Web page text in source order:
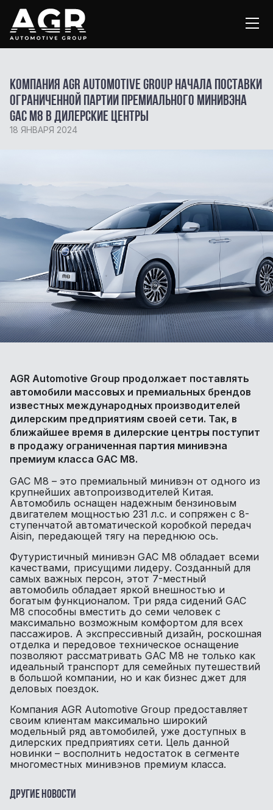
Компания AGR Automotive Group начала поставки
ограниченной партии премиального минивэна
GAC M8 в дилерские центры
18 ЯНВАРЯ 2024
AGR Automotive Group продолжает поставлять
автомобили массовых и премиальных брендов
известных международных производителей
дилерским предприятиям своей сети. Так, в
ближайшее время в дилерские центры поступит
в продажу ограниченная партия минивэна
премиум класса GAC M8.
GAC M8 – это премиальный минивэн от одного из
крупнейших автопроизводителей Китая.
Автомобиль оснащен надежным бензиновым
двигателем мощностью 231 л.с. и сопряжен с 8-
ступенчатой автоматической коробкой передач
Aisin, передающей тягу на переднюю ось.
Футуристичный минивэн GAC M8 обладает всеми
качествами, присущими лидеру. Созданный для
самых важных персон, этот 7-местный
автомобиль обладает яркой внешностью и
богатым функционалом. Три ряда сидений GAC
M8 способны вместить до семи человек с
максимально возможным комфортом для всех
пассажиров. А экспрессивный дизайн, роскошная
отделка и передовое техническое оснащение
позволяют рассматривать GAC M8 не только как
идеальный транспорт для семейных путешествий
в большой компании, но и как бизнес джет для
деловых поездок.
Компания AGR Automotive Group предоставляет
своим клиентам максимально широкий
модельный ряд автомобилей, уже доступных в
дилерских предприятиях сети. Цель данной
новинки – восполнить недостаток в сегменте
многоместных минивэнов премиум класса.
Другие новости